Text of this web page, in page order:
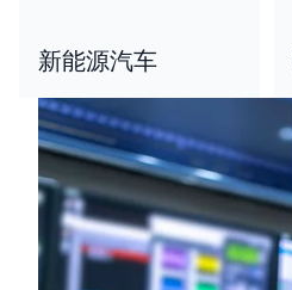
新能源汽车